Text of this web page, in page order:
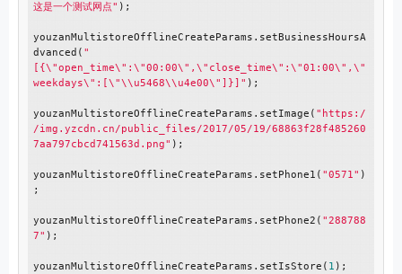
这是一个测试网点" );
youzanMultistoreOfflineCreateParams.setBusinessHoursA
dvanced( "
[{\"open_time\":\"00:00\",\"close_time\":\"01:00\",\"
weekdays\":[\"\\u5468\\u4e00\"]}]" );
youzanMultistoreOfflineCreateParams.setImage( "https:/
/img.yzcdn.cn/public_files/2017/05/19/68863f28f485260
7aa797cbcd741563d.png" );
youzanMultistoreOfflineCreateParams.setPhone1( "0571" )
;
youzanMultistoreOfflineCreateParams.setPhone2( "288788
7" );
youzanMultistoreOfflineCreateParams.setIsStore( 1 );